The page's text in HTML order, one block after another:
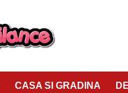
CASA SI GRADINA